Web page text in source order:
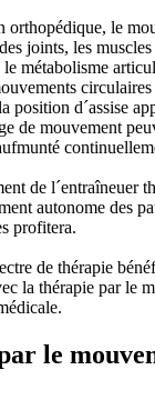
orthopédique, le
joints, les
métabolisme
position d´assise
de mouvement
de l´entraîneuer
autonome des
profitera.
de thérapie
la thérapie par le
le